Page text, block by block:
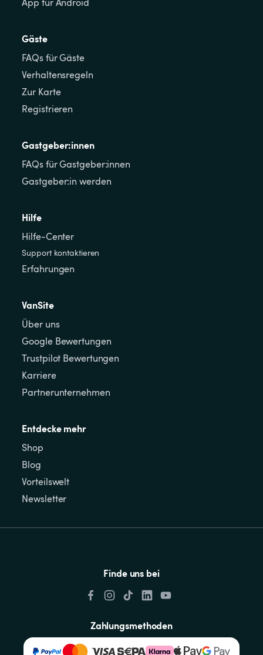
Gäste
FAQs für Gäste
Verhaltensregeln
Zur Karte
Registrieren
Gastgeber:innen
FAQs für Gastgeber:innen
Gastgeber:in werden
Hilfe
Hilfe-Center
Support kontaktieren
Erfahrungen
VanSite
Über uns
Google Bewertungen
Trustpilot Bewertungen
Karriere
Partnerunternehmen
Entdecke mehr
Shop
Blog
Vorteilswelt
Newsletter
Finde uns bei
Zahlungsmethoden